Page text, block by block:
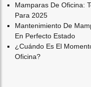
Mamparas De Oficina:
Para 2025
Mantenimiento De
En Perfecto Estado
¿cuándo Es El
Oficina?